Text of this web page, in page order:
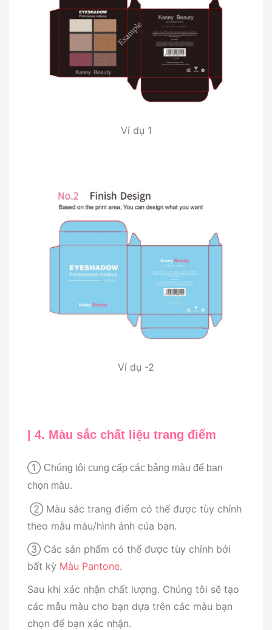
Ví dụ 1
Ví dụ -2
| 4. Màu sắc chất liệu trang điểm
① Chúng tôi cung cấp các bảng màu để bạn
chọn màu.
② Màu sắc trang điểm có thể được tùy chỉnh
theo mẫu màu/hình ảnh của bạn.
③ Các sản phẩm có thể được tùy chỉnh bởi
bất kỳ Màu Pantone.
Sau khi xác nhận chất lượng. Chúng tôi sẽ tạo
các mẫu màu cho bạn dựa trên các màu bạn
chọn để bạn xác nhận.